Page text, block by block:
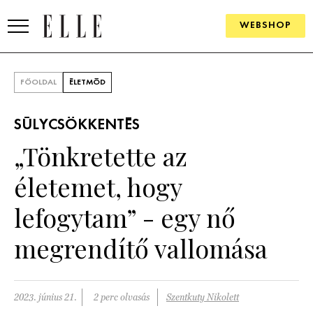
WEBSHOP
SZÉPSÉG
PÁRKAPCSOLAT
FŐOLDAL ÉLETMÓD
SÚLYCSÖKKENTÉS
„Tönkretette az
életemet, hogy
lefogytam” - egy nő
megrendítő vallomása
2023. június 21. 2 perc olvasás Szentkuty Nikolett